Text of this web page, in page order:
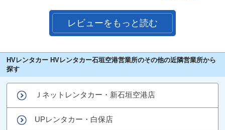
レビューをもっと読む
HVレンタカー HVレンタカー石垣空港営業所のその他の近隣営業所から
探す
Ｊネットレンタカー・新石垣空港店
UPレンタカー・白保店